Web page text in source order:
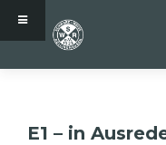
E1 – in